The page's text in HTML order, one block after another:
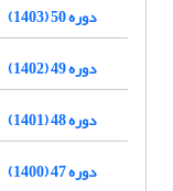
دوره 50 (1403)
دوره 49 (1402)
دوره 48 (1401)
دوره 47 (1400)